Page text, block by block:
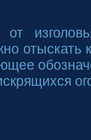
от
отыскать